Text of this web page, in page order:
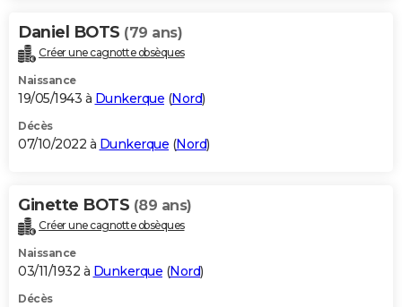
Carte de Noël
Carte Bonne année
Carte Saint-Valentin
Carte Pâques
Carte d'anniversaire
DICTIONNAIRE
Dictionnaire
Biographies
Citations
Expressions
Proverbes
PROGRAMME TV
S'inscrire
Se connecter
Lycées
Collèges
Primaires
Universités
Entreprises
Service militaire
Avis de recherche
AVIS DE DÉCÈS
Bricolage
Lifestyle
Culture
Sport
Auto
Television
Voyage
Cinema
Daniel BOTS (79 ans)
Créer une cagnotte obsèques
Naissance
19/05/1943 à Dunkerque (Nord)
Décès
07/10/2022 à Dunkerque (Nord)
Ginette BOTS (89 ans)
Créer une cagnotte obsèques
Naissance
03/11/1932 à Dunkerque (Nord)
Décès